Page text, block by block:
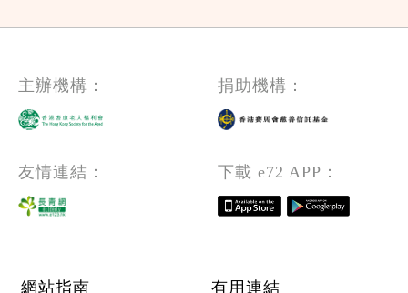
主辦機構： 捐助機構：
友情連結： 下載 e72 APP：
Footer menu
網站指南 有用連結